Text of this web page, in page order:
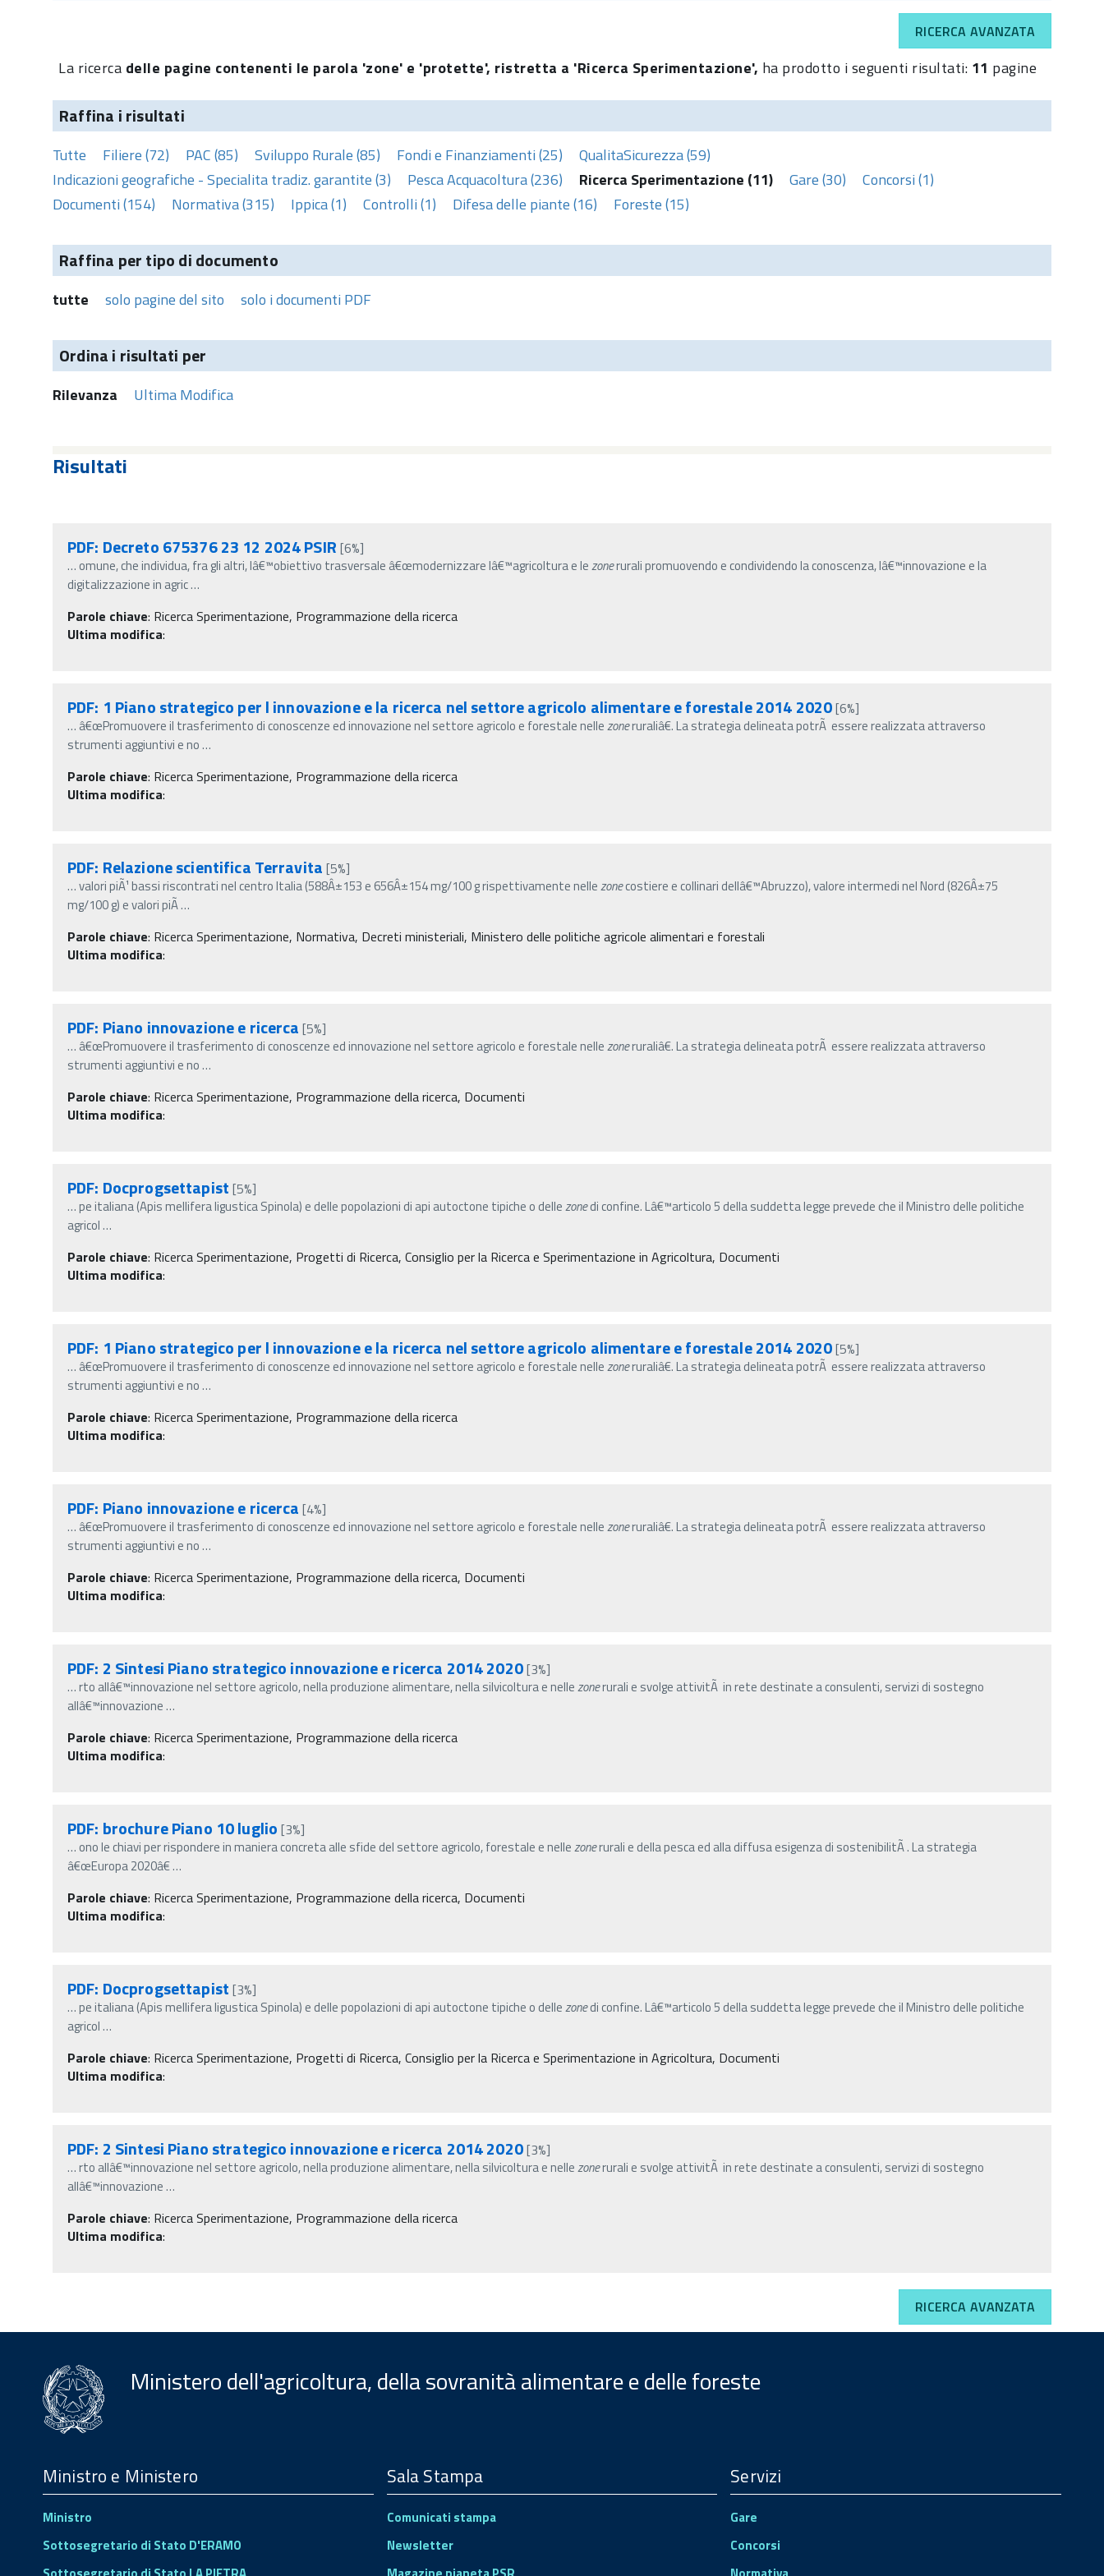
RICERCA AVANZATA
La ricerca delle pagine contenenti le parola 'zone' e 'protette', ristretta a 'Ricerca Sperimentazione', ha prodotto i seguenti risultati: 11 pagine
Raffina i risultati
Tutte Filiere (72) PAC (85) Sviluppo Rurale (85) Fondi e Finanziamenti (25)
QualitaSicurezza (59)
Indicazioni geografiche - Specialita tradiz. garantite (3)
Pesca Acquacoltura (236) Ricerca Sperimentazione (11) Gare (30)
Concorsi (1)
Documenti (154)
Normativa (315) Ippica (1) Controlli (1) Difesa delle piante (16) Foreste (15)
Raffina per tipo di documento
tutte solo pagine del sito solo i documenti PDF
Ordina i risultati per
Rilevanza Ultima Modifica
Risultati
PDF: Decreto 675376 23 12 2024 PSIR [6%]
… omune, che individua, fra gli altri, lâ€™obiettivo trasversale â€œmodernizzare lâ€™agricoltura e lezonerurali promuovendo e condividendo la conoscenza, lâ€™innovazione e la
digitalizzazione in agric…
Parole chiave: Ricerca Sperimentazione, Programmazione della ricerca
Ultima modifica:
PDF: 1 Piano strategico per l innovazione e la ricerca nel settore agricolo alimentare e forestale 2014 2020[6%]
… â€œPromuovere il trasferimento di conoscenze ed innovazione nel settore agricolo e forestale nellezoneruraliâ€. La strategia delineata potrÃ essere realizzata attraverso
strumenti aggiuntivi e no…
Parole chiave: Ricerca Sperimentazione, Programmazione della ricerca
Ultima modifica:
PDF: Relazione scientifica Terravita [5%]
…valori piÃ¹ bassi riscontrati nel centro Italia (588Â±153 e 656Â±154 mg/100 g rispettivamente nellezonecostiere e collinari dellâ€™Abruzzo), valore intermedi nel Nord (826Â±75
mg/100 g) e valori piÃ…
Parole chiave: Ricerca Sperimentazione, Normativa, Decreti ministeriali, Ministero delle politiche agricole alimentari e forestali
Ultima modifica:
PDF: Piano innovazione e ricerca [5%]
… â€œPromuovere il trasferimento di conoscenze ed innovazione nel settore agricolo e forestale nellezoneruraliâ€. La strategia delineata potrÃ essere realizzata attraverso
strumenti aggiuntivi e no…
Parole chiave: Ricerca Sperimentazione, Programmazione della ricerca, Documenti
Ultima modifica:
PDF: Docprogsettapist [5%]
…pe italiana (Apis mellifera ligustica Spinola) e delle popolazioni di api autoctone tipiche o dellezonedi confine. Lâ€™articolo 5 della suddetta legge prevede che il Ministro delle politiche
agricol…
Parole chiave: Ricerca Sperimentazione, Progetti di Ricerca, Consiglio per la Ricerca e Sperimentazione in Agricoltura, Documenti
Ultima modifica:
PDF: 1 Piano strategico per l innovazione e la ricerca nel settore agricolo alimentare e forestale 2014 2020[5%]
… â€œPromuovere il trasferimento di conoscenze ed innovazione nel settore agricolo e forestale nellezoneruraliâ€. La strategia delineata potrÃ essere realizzata attraverso
strumenti aggiuntivi e no…
Parole chiave: Ricerca Sperimentazione, Programmazione della ricerca
Ultima modifica:
PDF: Piano innovazione e ricerca [4%]
… â€œPromuovere il trasferimento di conoscenze ed innovazione nel settore agricolo e forestale nellezoneruraliâ€. La strategia delineata potrÃ essere realizzata attraverso
strumenti aggiuntivi e no…
Parole chiave: Ricerca Sperimentazione, Programmazione della ricerca, Documenti
Ultima modifica:
PDF: 2 Sintesi Piano strategico innovazione e ricerca 2014 2020[3%]
…rto allâ€™innovazione nel settore agricolo, nella produzione alimentare, nella silvicoltura e nellezonerurali e svolge attivitÃ in rete destinate a consulenti, servizi di sostegno
allâ€™innovazione…
Parole chiave: Ricerca Sperimentazione, Programmazione della ricerca
Ultima modifica:
PDF: brochure Piano 10 luglio [3%]
… ono le chiavi per rispondere in maniera concreta alle sfide del settore agricolo, forestale e nellezonerurali e della pesca ed alla diffusa esigenza di sostenibilitÃ . La strategia
â€œEuropa 2020â€…
Parole chiave: Ricerca Sperimentazione, Programmazione della ricerca, Documenti
Ultima modifica:
PDF: Docprogsettapist [3%]
…pe italiana (Apis mellifera ligustica Spinola) e delle popolazioni di api autoctone tipiche o dellezonedi confine. Lâ€™articolo 5 della suddetta legge prevede che il Ministro delle politiche
agricol…
Parole chiave: Ricerca Sperimentazione, Progetti di Ricerca, Consiglio per la Ricerca e Sperimentazione in Agricoltura, Documenti
Ultima modifica:
PDF: 2 Sintesi Piano strategico innovazione e ricerca 2014 2020[3%]
…rto allâ€™innovazione nel settore agricolo, nella produzione alimentare, nella silvicoltura e nellezonerurali e svolge attivitÃ in rete destinate a consulenti, servizi di sostegno
allâ€™innovazione…
Parole chiave: Ricerca Sperimentazione, Programmazione della ricerca
Ultima modifica:
RICERCA AVANZATA
Ministero dell'agricoltura, della sovranità alimentare e delle foreste
Menu
Footer
Ministro e Ministero
Ministro
Sottosegretario di Stato D'ERAMO
Sala Stampa
Comunicati stampa
Newsletter
Servizi
Gare
Concorsi